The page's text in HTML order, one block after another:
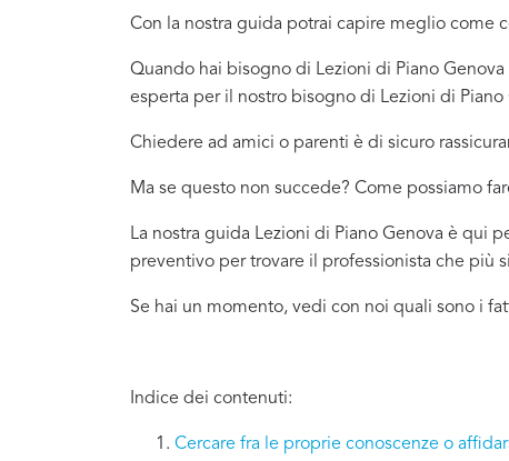
Con la nostra guida potrai capire meglio come
Quando hai bisogno di Lezioni di Piano
esperta per il nostro bisogno di Lezioni di Piano
Chiedere ad amici o parenti è di sicuro
Ma se questo non succede? Come possiamo
La nostra guida Lezioni di Piano Genova è qui
preventivo per trovare il professionista che più
Se hai un momento, vedi con noi quali sono i
Indice dei contenuti:
Cercare fra le proprie conoscenze o